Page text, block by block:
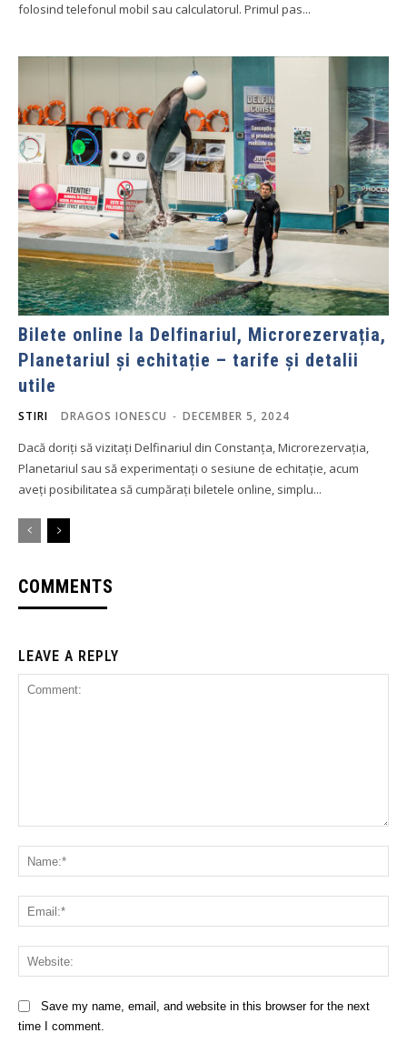
folosind telefonul mobil sau calculatorul. Primul pas...
Bilete online la Delfinariul, Microrezervația,
Planetariul și echitație – tarife și detalii
utile
STIRI DRAGOS IONESCU - DECEMBER 5, 2024
Dacă doriți să vizitați Delfinariul din Constanța, Microrezervația,
Planetariul sau să experimentați o sesiune de echitație, acum
aveți posibilitatea să cumpărați biletele online, simplu...
COMMENTS
LEAVE A REPLY
Save my name, email, and website in this browser for the next
time I comment.